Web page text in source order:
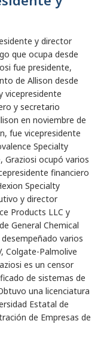
y director
que ocupa desde
fue presidente,
de Allison desde
vicepresidente
y secretario
en noviembre de
fue vicepresidente
Specialty
Graziosi ocupó varios
financiero
Specialty
y director
Products LLC y
General Chemical
varios
Colgate-Palmolive
es un censor
de sistemas de
una licenciatura
Estatal de
de Empresas de